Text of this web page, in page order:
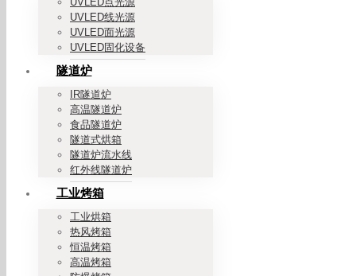
UVLED线光源
UVLED面光源
UVLED固化设备
隧道炉
IR隧道炉
高温隧道炉
食品隧道炉
隧道式烘箱
隧道炉流水线
红外线隧道炉
工业烤箱
工业烘箱
热风烤箱
恒温烤箱
高温烤箱